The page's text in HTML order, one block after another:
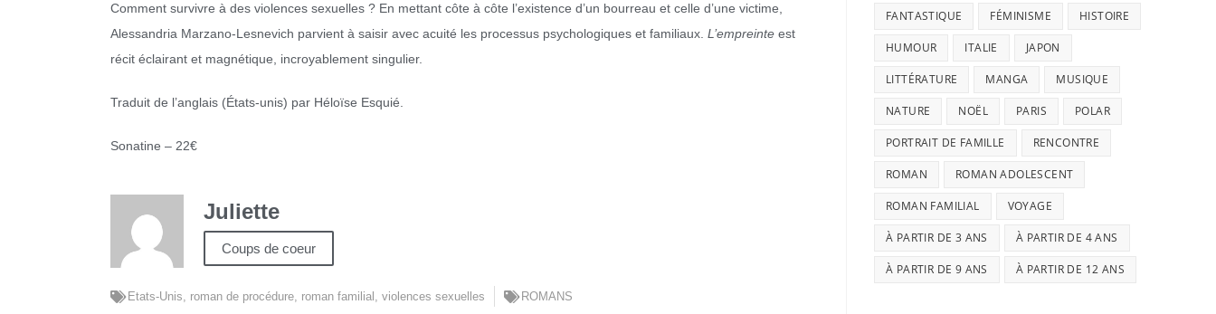
Comment survivre à des violences sexuelles ? En mettant côte à côte l’existence d’un bourreau et celle d’une victime,
Alessandria Marzano-Lesnevich parvient à saisir avec acuité les processus psychologiques et familiaux. L’empreinte est
récit éclairant et magnétique, incroyablement singulier.
Traduit de l’anglais (États-unis) par Héloïse Esquié.
Sonatine – 22€
Juliette
Coups de coeur
Etats-Unis, roman de procédure, roman familial , violences sexuelles ROMANS
FANTASTIQUE FÉMINISME HISTOIRE
HUMOUR ITALIE JAPON
LITTÉRATURE MANGA MUSIQUE
NATURE NOËL PARIS POLAR
PORTRAIT DE FAMILLE RENCONTRE
ROMAN ROMAN ADOLESCENT
ROMAN FAMILIAL VOYAGE
À PARTIR DE 3 ANS À PARTIR DE 4 ANS
À PARTIR DE 9 ANS À PARTIR DE 12 ANS